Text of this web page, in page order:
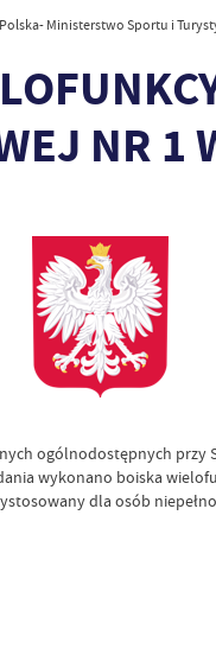
Ministerstwo Sportu i
NR 1
ogólnodostępnych
wykonano boiska
dla osób